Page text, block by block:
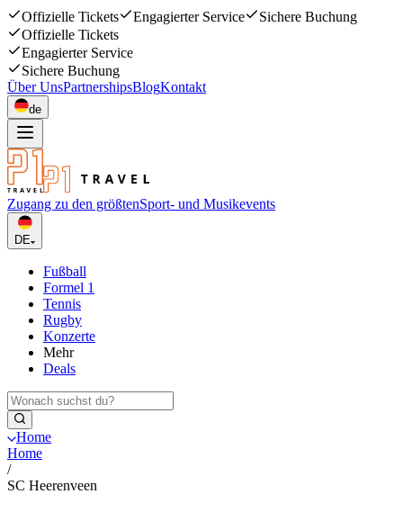
Offizielle Tickets Engagierter Service
Sichere Buchung
Offizielle Tickets
Engagierter Service
Sichere Buchung
Über UnsPartnershipsBlogKontakt
de
Zugang zu den größtenSport- und Musikevents
DE
Fußball
Formel 1
Tennis
Rugby
Konzerte
Mehr
Deals
Home
Home
/
SC Heerenveen